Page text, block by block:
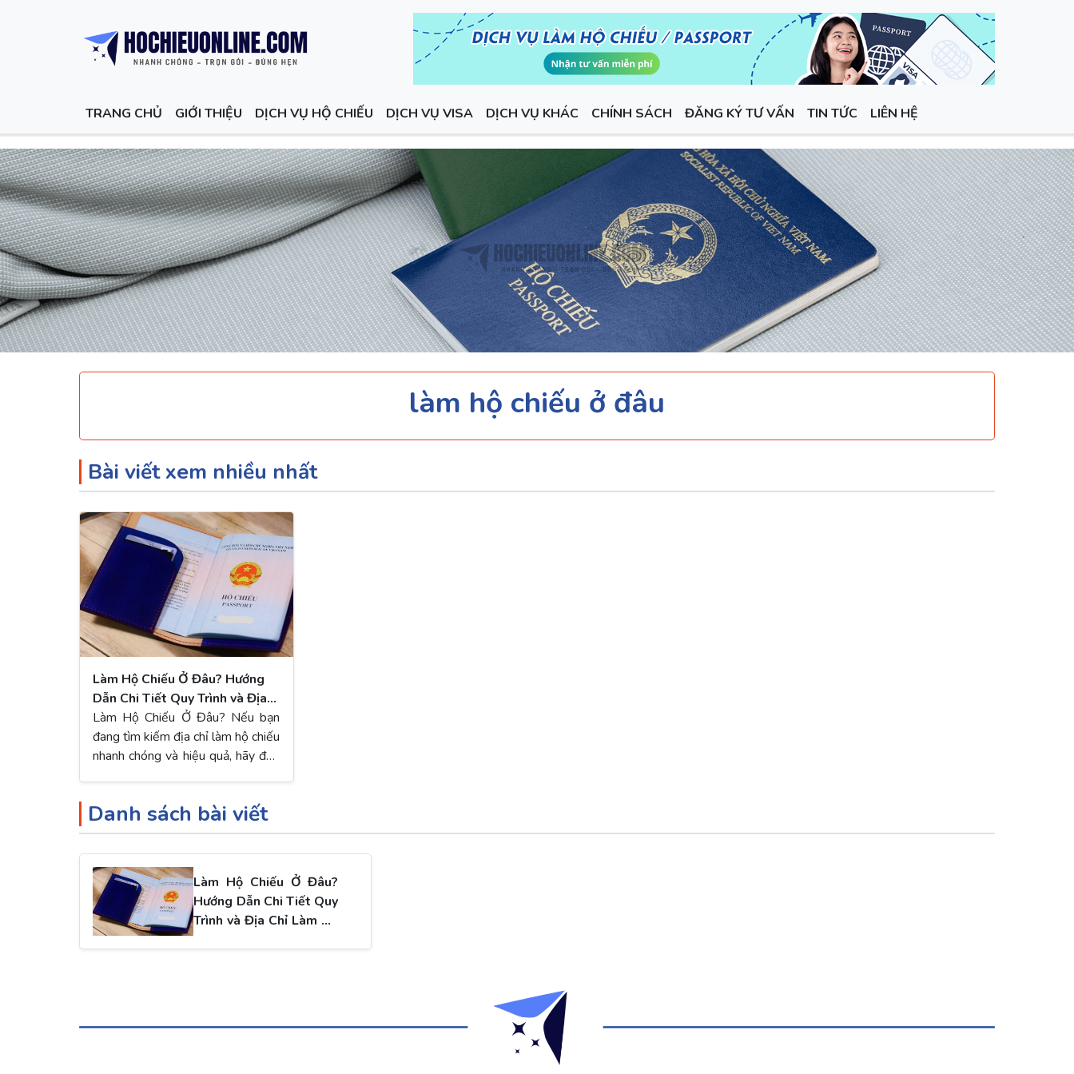
TRANG CHỦ GIỚI THIỆU DỊCH VỤ HỘ CHIẾU DỊCH VỤ VISA DỊCH VỤ KHÁC CHÍNH SÁCH ĐĂNG KÝ TƯ VẤN TIN TỨC LIÊN HỆ
làm hộ chiếu ở đâu
Bài viết xem nhiều nhất
Làm Hộ Chiếu Ở Đâu? Hướng
Dẫn Chi Tiết Quy Trình và Địa
Chỉ Làm Hộ Chiếu
Làm Hộ Chiếu Ở Đâu? Nếu bạn
đang tìm kiếm địa chỉ làm hộ chiếu
nhanh chóng và hiệu quả, hãy đến
nơi bạn sinh sống. Tại đây, bạn sẽ
được hướng dẫn chi tiết về quy
trình nộp hồ sơ và nhận...
Danh sách bài viết
Làm Hộ Chiếu Ở Đâu?
Hướng Dẫn Chi Tiết Quy
Trình và Địa Chỉ Làm Hộ